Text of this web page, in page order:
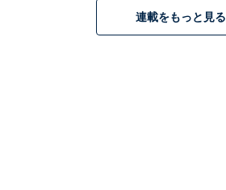
連載をもっと見る